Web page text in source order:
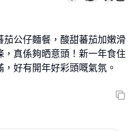
公仔麵餐，酸甜蕃茄加嫩滑
真係夠晒意頭！新一年食住